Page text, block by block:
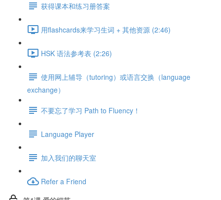
获得课本和练习册答案
用flashcards来学习生词 + 其他资源 (2:46)
HSK 语法参考表 (2:26)
使用网上辅导（tutoring）或语言交换（language
exchange）
不要忘了学习 Path to Fluency！
Language Player
加入我们的聊天室
Refer a Friend